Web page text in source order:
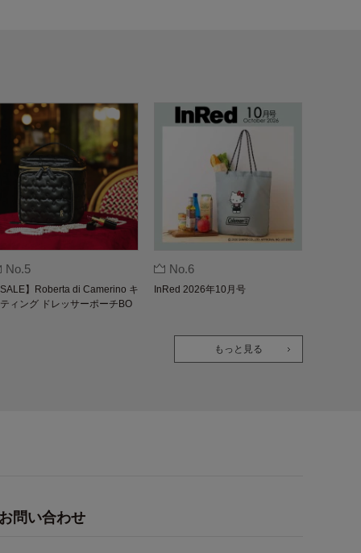
No.5
】Roberta di Camerino キ
ィング ドレッサーポーチBO
No.6
InRed 2026年10月号
もっと見る
問い合わせ